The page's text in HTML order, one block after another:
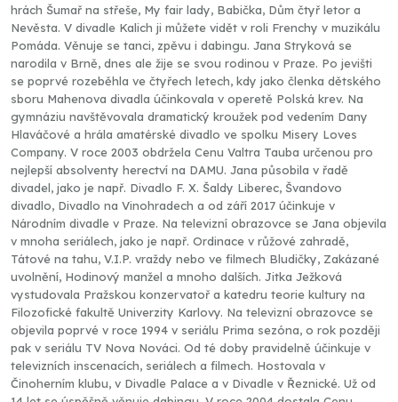
hrách Šumař na střeše, My fair lady, Babička, Dům čtyř letor a
Nevěsta. V divadle Kalich ji můžete vidět v roli Frenchy v muzikálu
Pomáda. Věnuje se tanci, zpěvu i dabingu. Jana Stryková se
narodila v Brně, dnes ale žije se svou rodinou v Praze. Po jevišti
se poprvé rozeběhla ve čtyřech letech, kdy jako členka dětského
sboru Mahenova divadla účinkovala v operetě Polská krev. Na
gymnáziu navštěvovala dramatický kroužek pod vedením Dany
Hlaváčové a hrála amatérské divadlo ve spolku Misery Loves
Company. V roce 2003 obdržela Cenu Valtra Tauba určenou pro
nejlepší absolventy herectví na DAMU. Jana působila v řadě
divadel, jako je např. Divadlo F. X. Šaldy Liberec, Švandovo
divadlo, Divadlo na Vinohradech a od září 2017 účinkuje v
Národním divadle v Praze. Na televizní obrazovce se Jana objevila
v mnoha seriálech, jako je např. Ordinace v růžové zahradě,
Tátové na tahu, V.I.P. vraždy nebo ve filmech Bludičky, Zakázané
uvolnění, Hodinový manžel a mnoho dalších. Jitka Ježková
vystudovala Pražskou konzervatoř a katedru teorie kultury na
Filozofické fakultě Univerzity Karlovy. Na televizní obrazovce se
objevila poprvé v roce 1994 v seriálu Prima sezóna, o rok později
pak v seriálu TV Nova Nováci. Od té doby pravidelně účinkuje v
televizních inscenacích, seriálech a filmech. Hostovala v
Činoherním klubu, v Divadle Palace a v Divadle v Řeznické. Už od